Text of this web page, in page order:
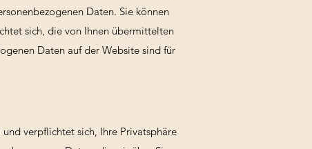
Daten. Sie können
sich, die von Ihnen übermittelten
Daten auf der Website sind für
verpflichtet sich, Ihre Privatsphäre